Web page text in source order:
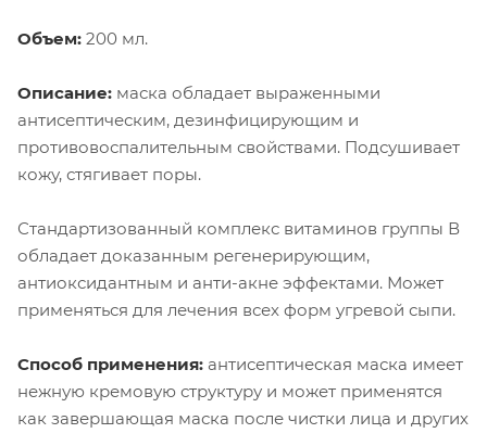
Объем: 200 мл.
Описание: маска обладает выраженными
антисептическим, дезинфицирующим и
противовоспалительным свойствами. Подсушивает
кожу, стягивает поры.
Стандартизованный комплекс витаминов группы В
обладает доказанным регенерирующим,
антиоксидантным и анти-акне эффектами. Может
применяться для лечения всех форм угревой сыпи.
Способ применения: антисептическая маска имеет
нежную кремовую структуру и может применятся
как завершающая маска после чистки лица и других